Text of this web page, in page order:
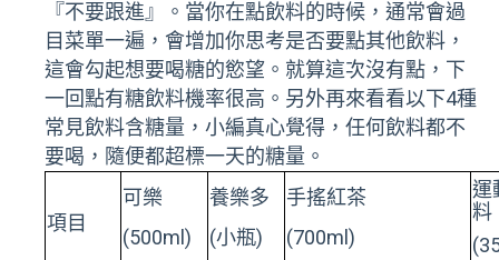
『不要跟進』。當你在點飲料的時候，通常會過
目菜單一遍，會增加你思考是否要點其他飲料，
這會勾起想要喝糖的慾望。就算這次沒有點，下
一回點有糖飲料機率很高。另外再來看看以下4種
常見飲料含糖量，小編真心覺得，任何飲料都不
要喝，隨便都超標一天的糖量。
項目
可樂
(500ml)
養樂多
(小瓶)
手搖紅茶
(700ml)
運
料